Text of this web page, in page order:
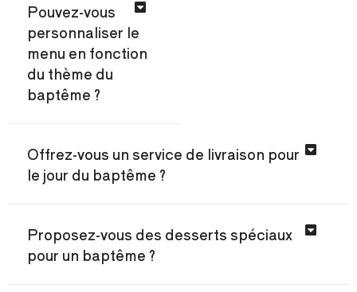
Pouvez-vous
personnaliser le
menu en fonction
du thème du
baptême ?
Offrez-vous un service de livraison pour
le jour du baptême ?
Proposez-vous des desserts spéciaux
pour un baptême ?